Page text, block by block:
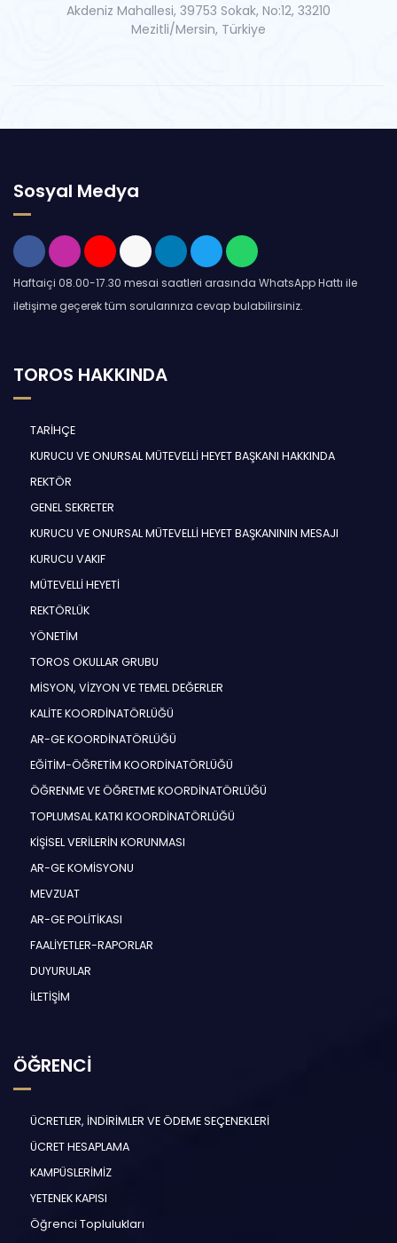
Akdeniz Mahallesi, 39753 Sokak, No:12, 33210
Mezitli/Mersin, Türkiye
Sosyal Medya
Haftaiçi 08.00-17.30 mesai saatleri arasında WhatsApp Hattı ile
iletişime geçerek tüm sorularınıza cevap bulabilirsiniz.
TOROS HAKKINDA
TARİHÇE
KURUCU VE ONURSAL MÜTEVELLİ HEYET BAŞKANI HAKKINDA
REKTÖR
GENEL SEKRETER
KURUCU VE ONURSAL MÜTEVELLİ HEYET BAŞKANININ MESAJI
KURUCU VAKIF
MÜTEVELLİ HEYETİ
REKTÖRLÜK
YÖNETİM
TOROS OKULLAR GRUBU
MİSYON, VİZYON VE TEMEL DEĞERLER
KALİTE KOORDİNATÖRLÜĞÜ
AR-GE KOORDİNATÖRLÜĞÜ
EĞİTİM-ÖĞRETİM KOORDİNATÖRLÜĞÜ
ÖĞRENME VE ÖĞRETME KOORDİNATÖRLÜĞÜ
TOPLUMSAL KATKI KOORDİNATÖRLÜĞÜ
KİŞİSEL VERİLERİN KORUNMASI
AR-GE KOMİSYONU
MEVZUAT
AR-GE POLİTİKASI
FAALİYETLER-RAPORLAR
DUYURULAR
İLETİŞİM
ÖĞRENCİ
ÜCRETLER, İNDİRİMLER VE ÖDEME SEÇENEKLERİ
ÜCRET HESAPLAMA
KAMPÜSLERİMİZ
YETENEK KAPISI
Öğrenci Toplulukları